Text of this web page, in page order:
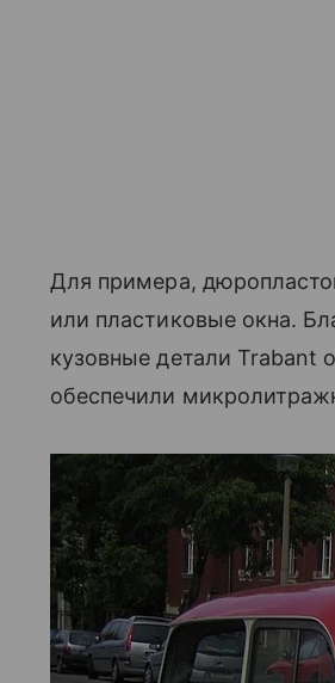
Для примера,
или пластиковые окна.
кузовные детали Trabant
обеспечили